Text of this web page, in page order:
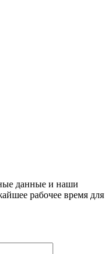
данные и наши
рабочее время для